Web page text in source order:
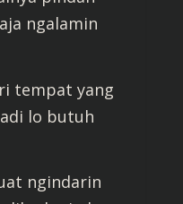
ngalamin
tempat yang
lo butuh
ngindarin